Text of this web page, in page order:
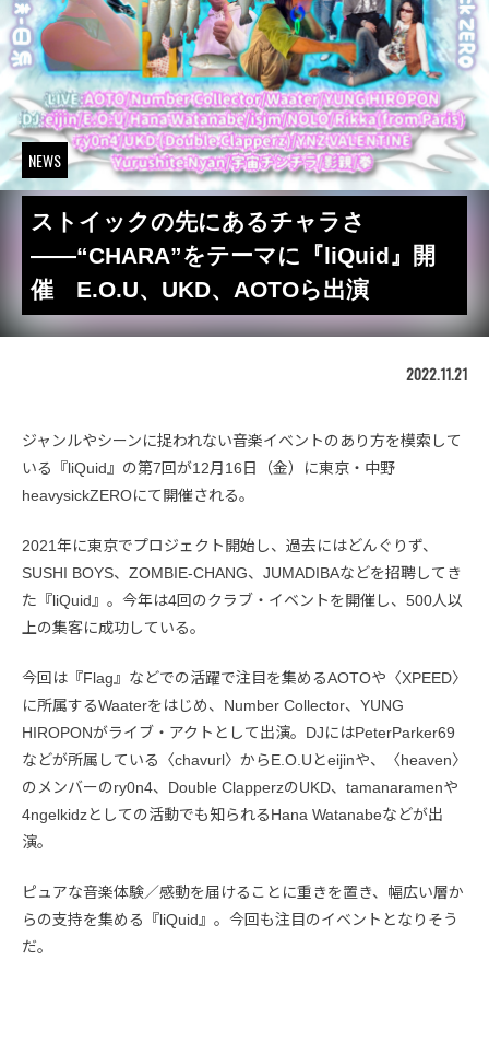
NEWS
ストイックの先にあるチャラさ
――“CHARA”をテーマに『liQuid』開
催 E.O.U、UKD、AOTOら出演
2022.11.21
ジャンルやシーンに捉われない音楽イベントのあり方を模索して
いる『liQuid』の第7回が12月16日（金）に東京・中野
heavysickZEROにて開催される。
2021年に東京でプロジェクト開始し、過去にはどんぐりず、
SUSHI BOYS、ZOMBIE-CHANG、JUMADIBAなどを招聘してき
た『liQuid』。今年は4回のクラブ・イベントを開催し、500人以
上の集客に成功している。
今回は『Flag』などでの活躍で注目を集めるAOTOや〈XPEED〉
に所属するWaaterをはじめ、Number Collector、YUNG
HIROPONがライブ・アクトとして出演。DJにはPeterParker69
などが所属している〈chavurl〉からE.O.Uとeijinや、〈heaven〉
のメンバーのry0n4、Double ClapperzのUKD、tamanaramenや
4ngelkidzとしての活動でも知られるHana Watanabeなどが出
演。
ピュアな音楽体験／感動を届けることに重きを置き、幅広い層か
らの支持を集める『liQuid』。今回も注目のイベントとなりそう
だ。